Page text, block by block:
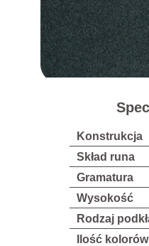
Konstrukcja
Skład runa
Gramatura
Wysokość
Rodzaj
Ilość kolorów